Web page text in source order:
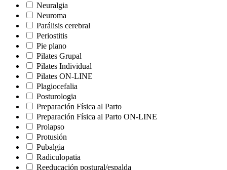
Neuralgia
Neuroma
Parálisis cerebral
Periostitis
Pie plano
Pilates Grupal
Pilates Individual
Pilates ON-LINE
Plagiocefalia
Posturologia
Preparación Física al Parto
Preparación Física al Parto ON-LINE
Prolapso
Protusión
Pubalgia
Radiculopatia
Reeducación postural/espalda